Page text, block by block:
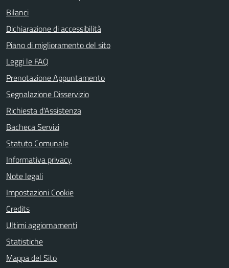
Bilanci
Dichiarazione di accessibilità
Piano di miglioramento del sito
Leggi le FAQ
Prenotazione Appuntamento
Segnalazione Disservizio
Richiesta d'Assistenza
Bacheca Servizi
Statuto Comunale
Informativa privacy
Note legali
Impostazioni Cookie
Credits
Ultimi aggiornamenti
Statistiche
Mappa del Sito